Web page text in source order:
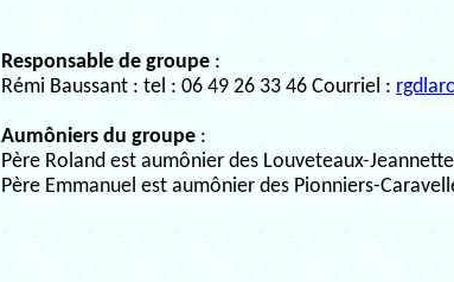
Responsable de groupe :
Rémi Baussant : tel : 06 49 26 33 46 Courriel :
Aumôniers du groupe :
Père Roland est aumônier des Louveteaux-
Père Emmanuel est aumônier des Pionniers-